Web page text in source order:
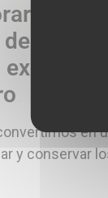
en
y conservar